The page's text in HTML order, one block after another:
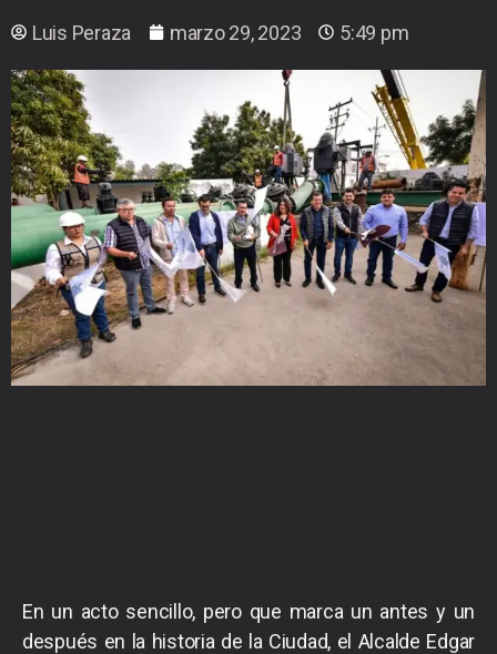
Luis Peraza marzo 29, 2023 5:49 pm
En un acto sencillo, pero que marca un antes y un
después en la historia de la Ciudad, el Alcalde Edgar